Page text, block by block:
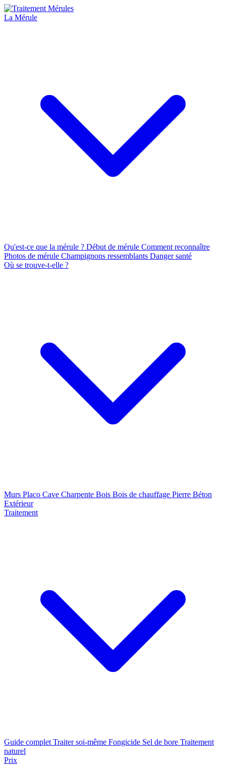
La Mérule
Qu'est-ce que la mérule ? Début de mérule Comment reconnaître
Photos de mérule Champignons ressemblants Danger santé
Où se trouve-t-elle ?
Murs Placo Cave Charpente Bois Bois de chauffage Pierre Béton
Extérieur
Traitement
Guide complet Traiter soi-même Fongicide Sel de bore Traitement
naturel
Prix